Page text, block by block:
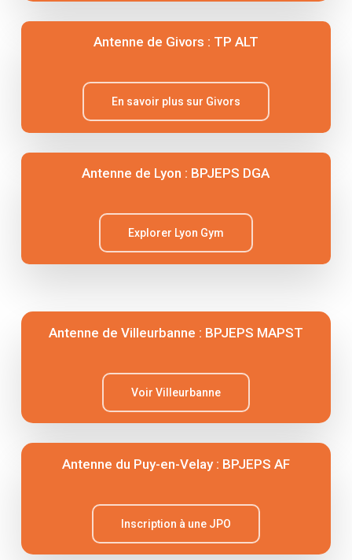
Antenne de Givors : TP ALT
En savoir plus sur Givors
Antenne de Lyon : BPJEPS DGA
Explorer Lyon Gym
Antenne de Villeurbanne : BPJEPS MAPST
Voir Villeurbanne
Antenne du Puy-en-Velay : BPJEPS AF
Inscription à une JPO